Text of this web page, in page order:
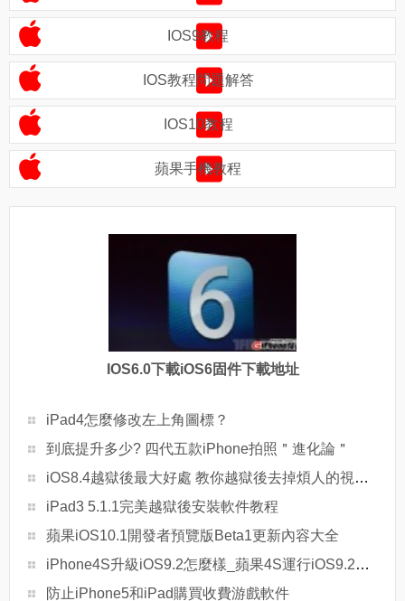
IOS9教程
IOS教程問題解答
IOS10教程
蘋果手機教程
IOS6.0下載iOS6固件下載地址
iPad4怎麼修改左上角圖標？
到底提升多少? 四代五款iPhone拍照＂進化論＂
iOS8.4越獄後最大好處 教你越獄後去掉煩人的視頻廣告教程
iPad3 5.1.1完美越獄後安裝軟件教程
蘋果iOS10.1開發者預覽版Beta1更新內容大全
iPhone4S升級iOS9.2怎麼樣_蘋果4S運行iOS9.2正式版卡嗎
防止iPhone5和iPad購買收費游戲軟件